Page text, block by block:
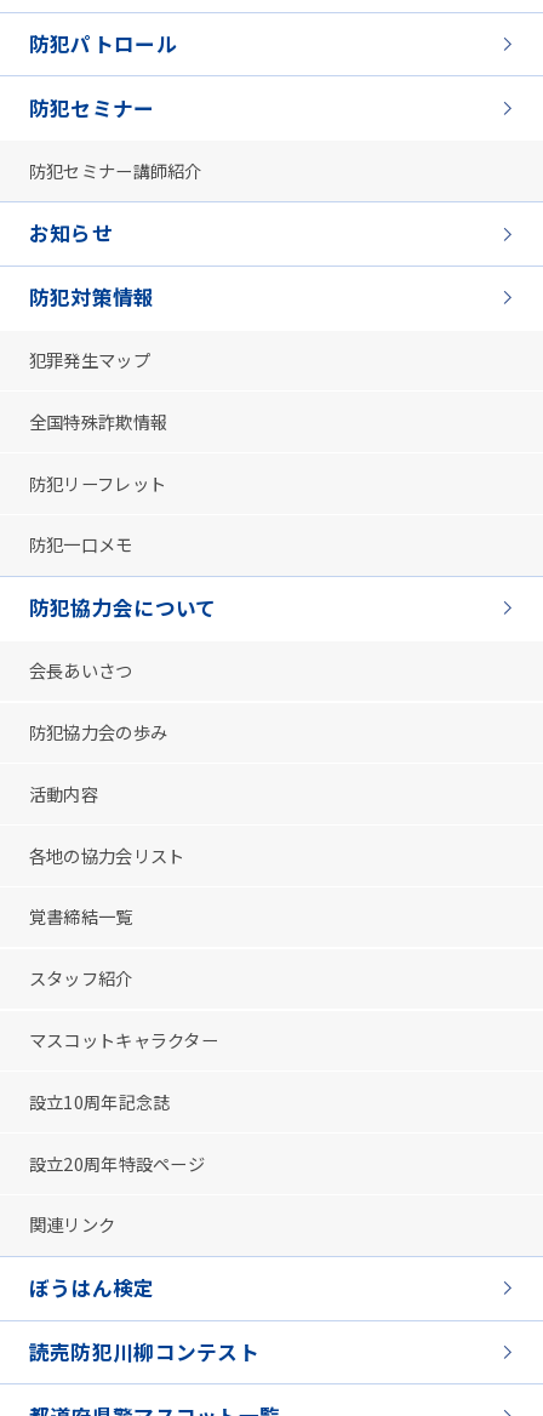
防犯パトロール
防犯セミナー
防犯セミナー講師紹介
お知らせ
防犯対策情報
犯罪発生マップ
全国特殊詐欺情報
防犯リーフレット
防犯一口メモ
防犯協力会について
会長あいさつ
防犯協力会の歩み
活動内容
各地の協力会リスト
覚書締結一覧
スタッフ紹介
マスコットキャラクター
設立10周年記念誌
設立20周年特設ページ
関連リンク
ぼうはん検定
読売防犯川柳コンテスト